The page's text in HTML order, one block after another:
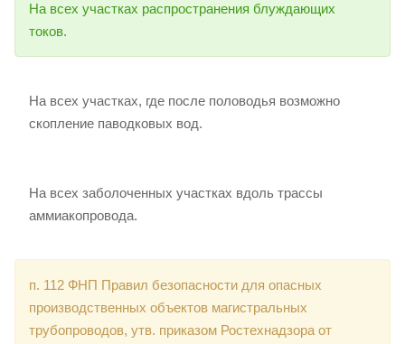
На всех участках распространения блуждающих
токов.
На всех участках, где после половодья возможно
скопление паводковых вод.
На всех заболоченных участках вдоль трассы
аммиакопровода.
п. 112 ФНП Правил безопасности для опасных
производственных объектов магистральных
трубопроводов, утв. приказом Ростехнадзора от